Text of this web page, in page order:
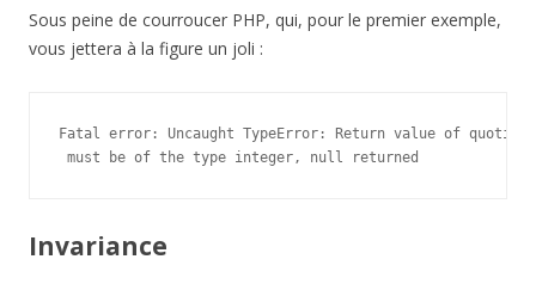
Sous peine de courroucer PHP, qui, pour le premier exemple,
vous jettera à la figure un joli :
Fatal error: Uncaught TypeError: Return value of
Invariance